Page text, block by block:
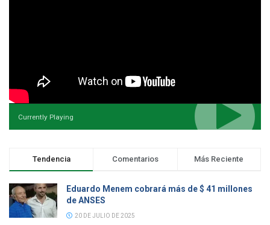
Currently Playing
Tendencia Comentarios Más Reciente
Eduardo Menem cobrará más de $ 41 millones
de ANSES
20 DE JULIO DE 2025